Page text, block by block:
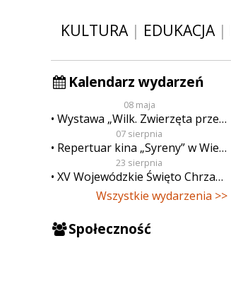
KULTURA| EDUKACJA|
Kalendarz wydarzeń
08 maja
Wystawa „Wilk. Zwierzęta przeklęte”
07 sierpnia
Repertuar kina „Syreny” w Wieluniu w dn. od 7 do 13 sierpnia
23 sierpnia
XV Wojewódzkie Święto Chrzanu
Wszystkie wydarzenia >>
Społeczność